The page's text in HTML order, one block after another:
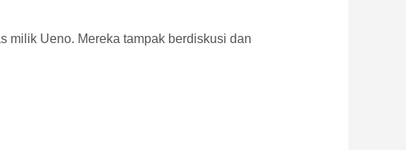
milik Ueno. Mereka tampak berdiskusi dan